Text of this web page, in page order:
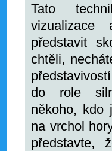
Tato
představit
chtěli,
do role
někoho, kdo
na vrchol
představte,